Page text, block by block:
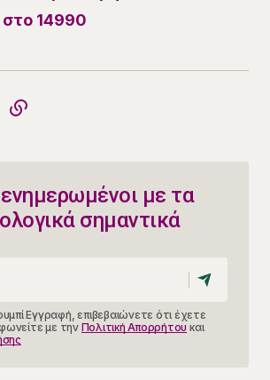
14990
με τα
σημαντικά
Εγγραφή, επιβεβαιώνετε ότι έχετε
με την Πολιτική Απορρήτου και